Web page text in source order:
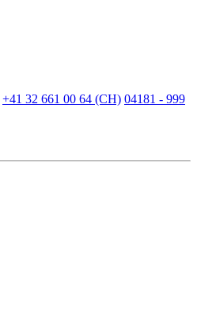
+41 32 661 00 64 (CH) 04181 - 999